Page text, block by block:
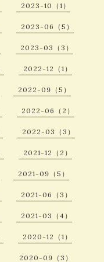
2023-10（1）
2023-06（5）
2023-03（3）
2022-12（1）
2022-09（5）
2022-06（2）
2022-03（3）
2021-12（2）
2021-09（5）
2021-06（3）
2021-03（4）
2020-12（1）
2020-09（3）